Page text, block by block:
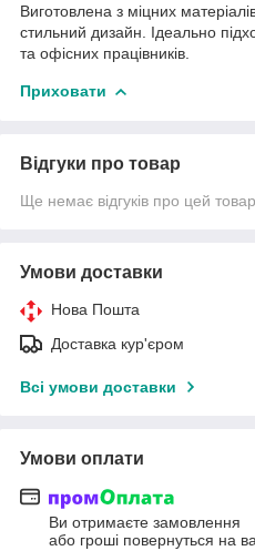
Виготовлена з міцних
стильний дизайн. Ідеально
та офісних працівників.
Приховати
Відгуки про товар
Ще немає відгуків про цей товар
Умови доставки
Нова Пошта
Доставка кур'єром
Всі умови доставки
Умови оплати
Ви отримаєте замовлення
або гроші повернуться на